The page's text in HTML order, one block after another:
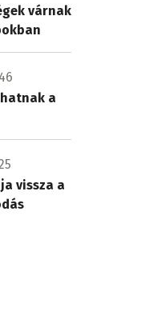
várnak
a
vissza a